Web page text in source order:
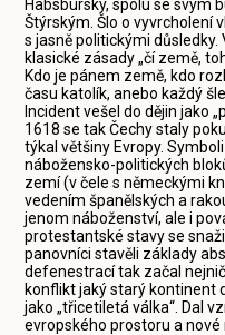
Habsburský, spolu se svým
Štýrským. Šlo o vyvrcholení
s jasně politickými
klasické zásady „čí země,
Kdo je pánem země, kdo
času katolík, anebo každý
Incident vešel do dějin jako
1618 se tak Čechy staly
týkal většiny Evropy.
nábožensko-politických
zemí (v čele s německými
vedením španělských a
jenom náboženství, ale i
protestantské stavy se
panovníci stavěli základy
defenestrací tak začal
konflikt jaký starý kontinent
jako „třicetiletá válka“. Dal
evropského prostoru a nové